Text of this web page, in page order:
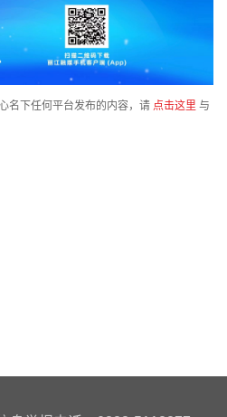
名下任何平台发布的内容，请 点击这里 与